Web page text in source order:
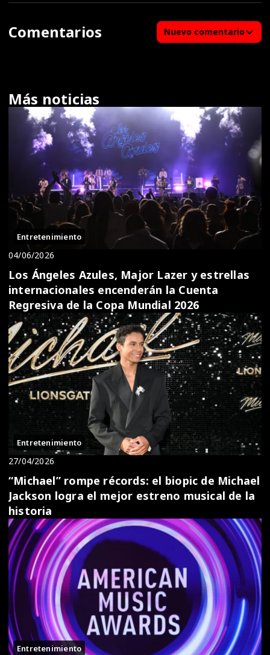
Comentarios Nuevo comentario
Más noticias
Entretenimiento
04/06/2026
Los Ángeles Azules, Major Lazer y estrellas
internacionales encenderán la Cuenta
Regresiva de la Copa Mundial 2026
Entretenimiento
27/04/2026
“Michael” rompe récords: el biopic de Michael
Jackson logra el mejor estreno musical de la
historia
Entretenimiento